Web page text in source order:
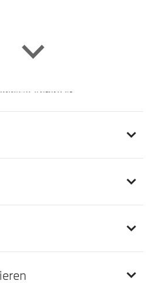
van M striping
Anthrazit
lendensteun voor bestuurder
uitgevoerd